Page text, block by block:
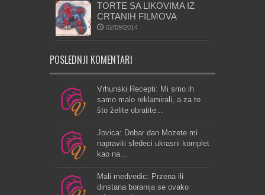
TORTE SA LIKOVIMA IZ
CRTANIH FILMOVA
02/09/2014
POSLEDNJI KOMENTARI
Vrhunski Recepti: Mi smo ih
samo malo reklamirali, a za to
što želite obratite...
Jovica: Dobar dan Mozete mi
napraviti sledeci ukrasni komplet
kao na...
Mali medvedic: Przena ili
dinstana boranija se ovako